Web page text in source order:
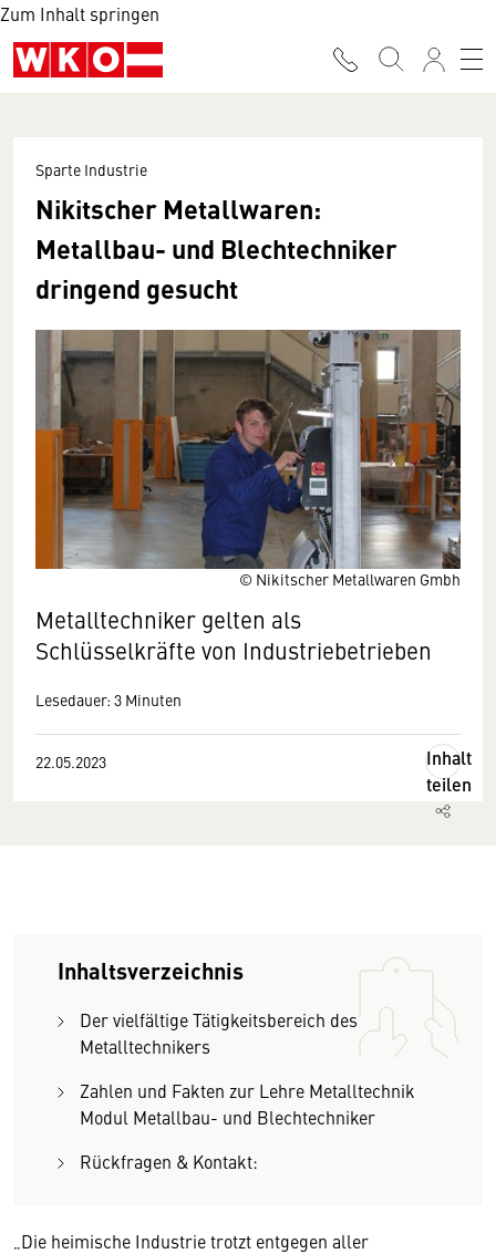
Zum Inhalt springen
© Nikitscher Metallwaren Gmbh
Sparte Industrie
Nikitscher Metallwaren:
Metallbau- und Blechtechniker
dringend gesucht
Metalltechniker gelten als
Schlüsselkräfte von Industriebetrieben
Lesedauer: 3 Minuten
22.05.2023
Inhalt
teilen
Inhaltsverzeichnis
Der vielfältige Tätigkeitsbereich des
Metalltechnikers
Zahlen und Fakten zur Lehre Metalltechnik
Modul Metallbau- und Blechtechniker
Rückfragen & Kontakt:
„Die heimische Industrie trotzt entgegen aller